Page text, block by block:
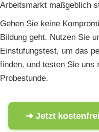
Arbeitsmarkt maßgeblich
Gehen Sie keine
Bildung geht. Nutzen Sie
Einstufungstest, um das
finden, und testen Sie
Probestunde.
➔ Jetzt